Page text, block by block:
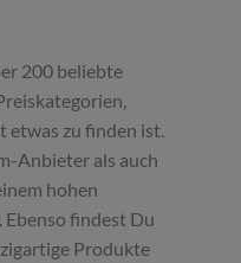
200 beliebte
etwas zu finden ist.
Anbieter als auch
hohen
findest Du
Produkte